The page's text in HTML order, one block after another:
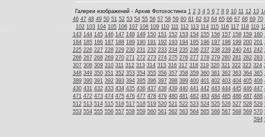
Галереи изображений - Архив Фотохостинга 1 2 3 4 5 6 7 8 9 10 11 12 13
46 47 48 49 50 51 52 53 54 55 56 57 58 59 60 61 62 63 64 65 66 67 68 69 70
102 103 104 105 106 107 108 109 110 111 112 113 114 115 116 117 118 119
143 144 145 146 147 148 149 150 151 152 153 154 155 156 157 158 159 160
184 185 186 187 188 189 190 191 192 193 194 195 196 197 198 199 200 201
225 226 227 228 229 230 231 232 233 234 235 236 237 238 239 240 241 242
266 267 268 269 270 271 272 273 274 275 276 277 278 279 280 281 282 283
307 308 309 310 311 312 313 314 315 316 317 318 319 320 321 322 323 324
348 349 350 351 352 353 354 355 356 357 358 359 360 361 362 363 364 365
389 390 391 392 393 394 395 396 397 398 399 400 401 402 403 404 405 406
430 431 432 433 434 435 436 437 438 439 440 441 442 443 444 445 446 447
471 472 473 474 475 476 477 478 479 480 481 482 483 484 485 486 487 488
512 513 514 515 516 517 518 519 520 521 522 523 524 525 526 527 528 529
553 554 555 556 557 558 559 560 561 562 563 564 565 566 567 568 569 570
594